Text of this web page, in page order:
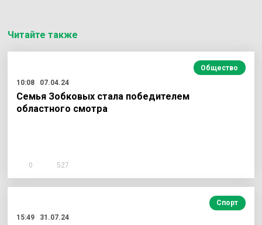
Читайте также
Общество
10:08
07.04.24
Семья Зобковых стала победителем
областного смотра
0 527
Спорт
15:49
31.07.24